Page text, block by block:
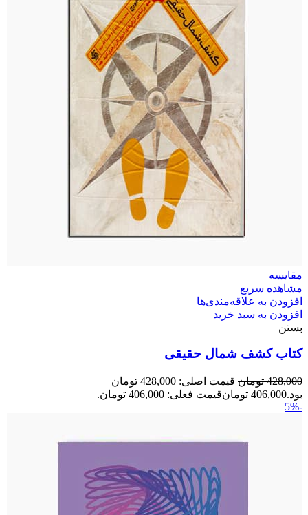
مقایسه
مشاهده سریع
افزودن به علاقه‌مندی‌ها
افزودن به سبد خرید
بستن
کتاب کشف شمال حقیقی
428,000 تومان
قیمت اصلی: 428,000 تومان
بود.406,000 تومانقیمت فعلی: 406,000 تومان.
-5%